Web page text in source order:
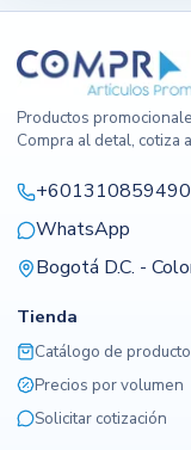
Productos
Compra al detal, cotiza
WhatsApp
Bogotá D.C. -
Tienda
Catálogo de
Precios por volumen
Solicitar cotización